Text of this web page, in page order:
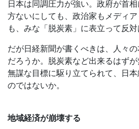
日本は同調圧力が強い。政府が首
方ないにしても、政治家もメディ
も、みな「脱炭素」に表立って反対
だが日経新聞が書くべきは、人々
だろうか。脱炭素など出来るはずが
無謀な目標に駆り立てられて、日
のではないか。
地域経済が崩壊する